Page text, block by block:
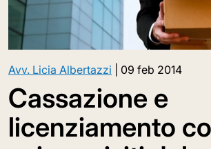
Avv. Licia Albertazzi 09 feb 2014
Cassazione e
licenziamento